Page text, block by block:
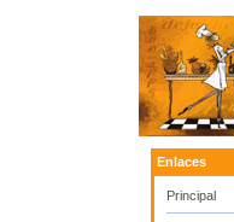
Enlaces
Principal